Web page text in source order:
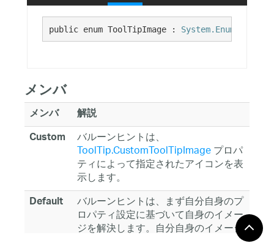
public enum ToolTipImage : System.Enum
メンバ
メンバ
解説
Custom
バルーンヒントは、
ToolTip.CustomToolTipImageプロパ
ティによって指定されたアイコンを表
示します。
Default バルーンヒントは、まず自分自身のプ
ロパティ設定に基づいて自身のイメー
ジを解決します。自分自身のイメージ